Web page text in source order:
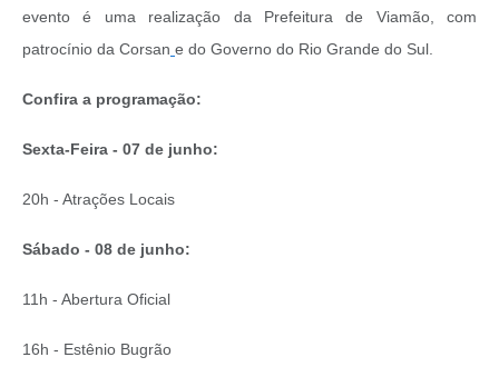
evento é uma realização da Prefeitura de Viamão, com
patrocínio da Corsan e do Governo do Rio Grande do Sul.
Confira a programação:
Sexta-Feira - 07 de junho:
20h - Atrações Locais
Sábado - 08 de junho:
11h - Abertura Oficial
16h - Estênio Bugrão